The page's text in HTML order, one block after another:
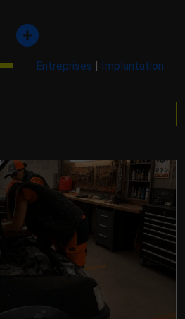
Entreprises | Implantation